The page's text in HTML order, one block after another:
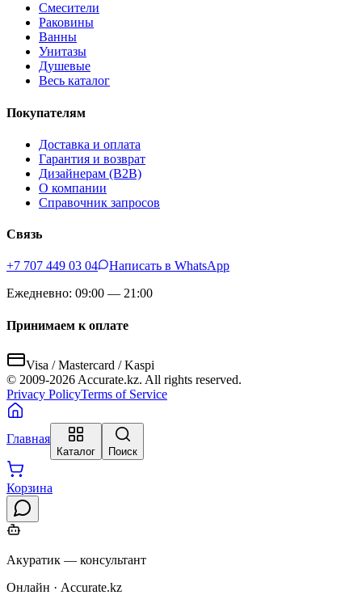
Смесители
Раковины
Ванны
Унитазы
Душевые
Весь каталог
Покупателям
Доставка и оплата
Гарантия и возврат
Дизайнерам (B2B)
О компании
Справочник запросов
Связь
+7 707 449 03 04
Написать в WhatsApp
Ежедневно: 09:00 — 21:00
Принимаем к оплате
Visa / Mastercard / Kaspi
© 2009-2026 Accurate.kz. All rights reserved.
Privacy PolicyTerms of Service
Главная
Каталог Поиск
Корзина
Акуратик — консультант
Онлайн · Accurate.kz